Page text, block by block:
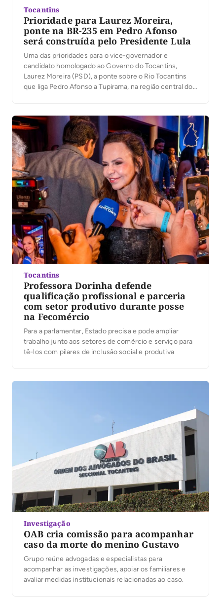
Tocantins
Prioridade para Laurez Moreira,
ponte na BR-235 em Pedro Afonso
será construída pelo Presidente Lula
Uma das prioridades para o vice-governador e
candidato homologado ao Governo do Tocantins,
Laurez Moreira (PSD), a ponte sobre o Rio Tocantins
que liga Pedro Afonso a Tupirama, na região central do
importância da construção da ponte […]
Tocantins
Professora Dorinha defende
qualificação profissional e parceria
com setor produtivo durante posse
na Fecomércio
Para a parlamentar, Estado precisa e pode ampliar
trabalho junto aos setores de comércio e serviço para
tê-los com pilares de inclusão social e produtiva
Investigação
OAB cria comissão para acompanhar
caso da morte do menino Gustavo
Grupo reúne advogadas e especialistas para
acompanhar as investigações, apoiar os familiares e
avaliar medidas institucionais relacionadas ao caso.